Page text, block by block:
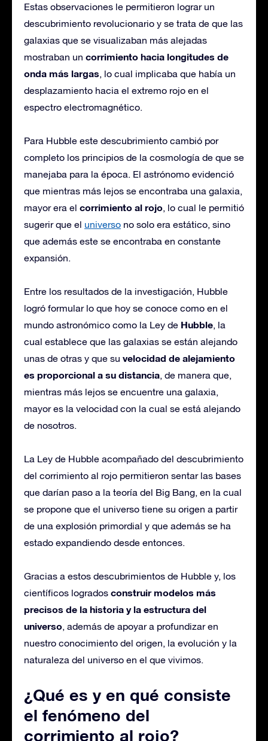
Estas observaciones le permitieron lograr un
descubrimiento revolucionario y se trata de que las
galaxias que se visualizaban más alejadas
mostraban un corrimiento hacia longitudes de
onda más largas, lo cual implicaba que había un
desplazamiento hacia el extremo rojo en el
espectro electromagnético.
Para Hubble este descubrimiento cambió por
completo los principios de la cosmología de que se
manejaba para la época. El astrónomo evidenció
que mientras más lejos se encontraba una galaxia,
mayor era el corrimiento al rojo, lo cual le permitió
sugerir que el universo no solo era estático, sino
que además este se encontraba en constante
expansión.
Entre los resultados de la investigación, Hubble
logró formular lo que hoy se conoce como en el
mundo astronómico como la Ley de Hubble, la
cual establece que las galaxias se están alejando
unas de otras y que su velocidad de alejamiento
es proporcional a su distancia, de manera que,
mientras más lejos se encuentre una galaxia,
mayor es la velocidad con la cual se está alejando
de nosotros.
La Ley de Hubble acompañado del descubrimiento
del corrimiento al rojo permitieron sentar las bases
que darían paso a la teoría del Big Bang, en la cual
se propone que el universo tiene su origen a partir
de una explosión primordial y que además se ha
estado expandiendo desde entonces.
Gracias a estos descubrimientos de Hubble y, los
científicos logrados construir modelos más
precisos de la historia y la estructura del
universo, además de apoyar a profundizar en
nuestro conocimiento del origen, la evolución y la
naturaleza del universo en el que vivimos.
¿Qué es y en qué consiste
el fenómeno del
corrimiento al rojo?